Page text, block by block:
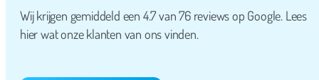
Wij krijgen gemiddeld een 4.7 van 76 reviews op Google. Lees
hier wat onze klanten van ons vinden.